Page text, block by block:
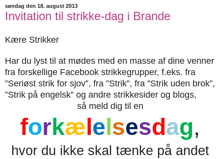
søndag den 18. august 2013
Invitation til strikke-dag i Brande
Kære Strikker
Har du lyst til at mødes med en masse af dine venner
fra forskellige Facebook strikkegrupper, f.eks. fra
”Seriøst strik for sjov”, fra ”Strik”, fra ”Strik uden brok”,
”Strik på engelsk” og andre strikkesider og blogs,
så meld dig til en
for kæ e sesdag,
hvor du ikke skal tænke på andet